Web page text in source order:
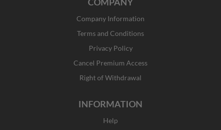
t
g
r
a
m
w
t
t
e
r
Company Information
Terms and Conditions
Privacy Policy
Cancel Premium Access
Right of Withdrawal
INFORMATION
Help